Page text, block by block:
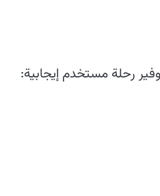
رحلة مستخدم إيجابية: